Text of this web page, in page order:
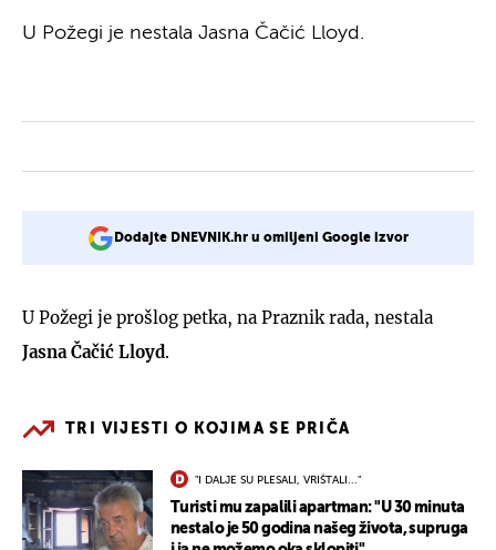
U Požegi je nestala Jasna Čačić Lloyd.
Dodajte DNEVNIK.hr u omiljeni Google izvor
U Požegi je prošlog petka, na Praznik rada, nestala
Jasna Čačić Lloyd.
TRI VIJESTI O KOJIMA SE PRIČA
"I DALJE SU PLESALI, VRIŠTALI..."
Turisti mu zapalili apartman: "U 30 minuta
nestalo je 50 godina našeg života, supruga